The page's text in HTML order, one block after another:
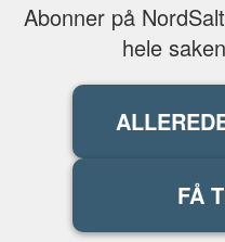
Abonner på
hele
FÅ